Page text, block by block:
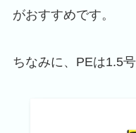
がおすすめです。
ちなみに、PEは1.5